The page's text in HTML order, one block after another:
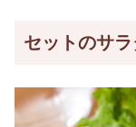
セットのサ